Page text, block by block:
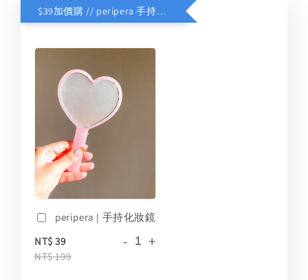
$39加價購 // peripera 手持化妝鏡
peripera | 手持化妝鏡
NT$ 39
NT$ 199
- +